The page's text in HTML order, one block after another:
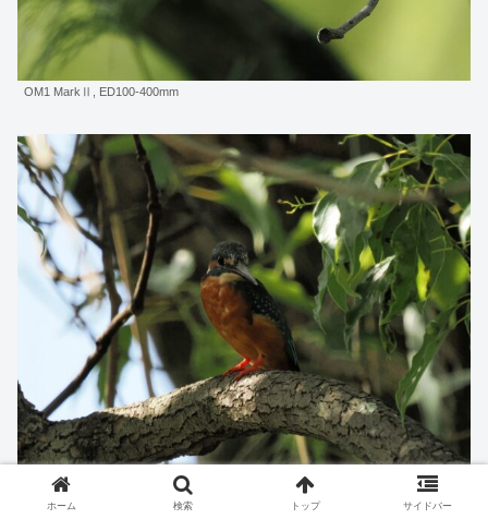
OM1 MarkⅡ, ED100-400mm
OM1 MarkⅡ, ED100-400mm
ホーム 検索 トップ サイドバー